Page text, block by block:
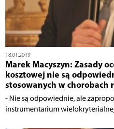
18.01.2019
Marek Macyszyn: Zasady
kosztowej nie są
stosowanych w chorobach
- Nie są odpowiednie, ale
instrumentarium